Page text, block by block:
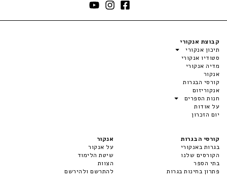
קבוצת אנקורי
תיכון אנקורי
סטודיו אנקורי
מדיה אנקורי
אנקור
קורסי הבגרות
אנקוריזום
חנות הספרים
על אודות
יום הזכרון
קורסי הבגרות
בגרות באנקורי
הקורסים שלנו
בתי הספר
פתרון בחינות בגרות
אנקור
על אנקור
שיטת הלימוד
הצוות
להתרשם ולהירשם